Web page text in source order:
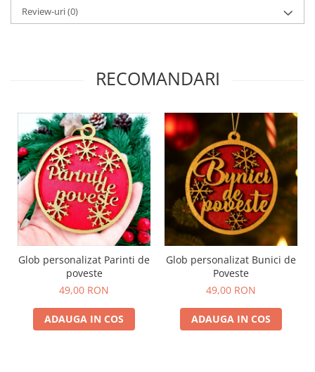
Review-uri(0)
RECOMANDARI
Glob personalizat Parinti de
poveste
49,00 RON
ADAUGA IN COS
Glob personalizat Bunici de
Poveste
49,00 RON
ADAUGA IN COS